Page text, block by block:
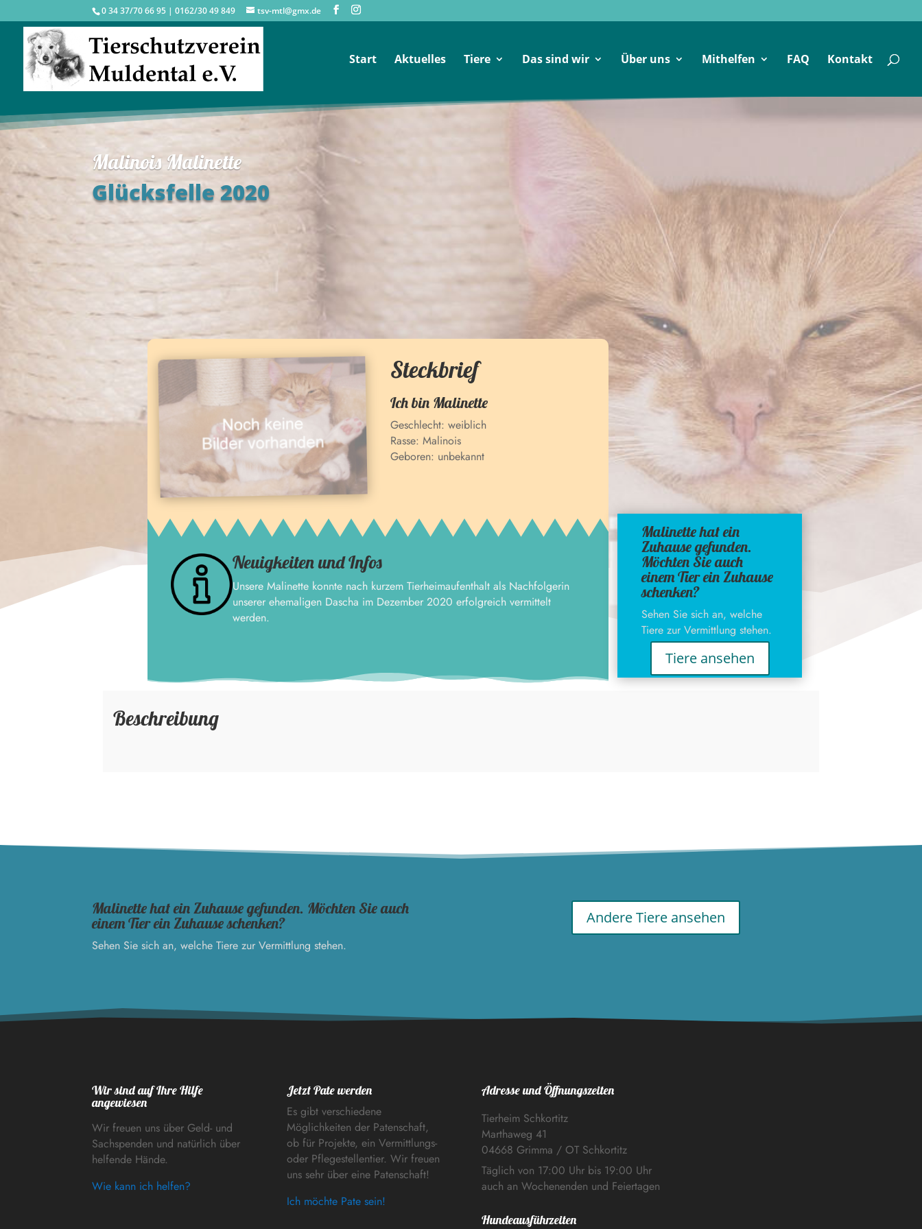
0 34 37/70 66 95 | 0162/30 49 849 tsv-mtl@gmx.de
Start Aktuelles Tiere Das sind wir Über uns Mithelfen FAQ Kontakt
Malinois Malinette
Glücksfelle 2020
Steckbrief
Ich bin Malinette
Geschlecht: weiblich
Rasse: Malinois
Geboren: unbekannt
Neuigkeiten und Infos
Unsere Malinette konnte nach kurzem Tierheimaufenthalt als Nachfolgerin
unserer ehemaligen Dascha im Dezember 2020 erfolgreich vermittelt
werden.
Malinette hat ein
Zuhause gefunden.
Möchten Sie auch
einem Tier ein Zuhause
schenken?
Sehen Sie sich an, welche
Tiere zur Vermittlung stehen.
Tiere ansehen
Beschreibung
Malinette hat ein Zuhause gefunden. Möchten Sie auch
einem Tier ein Zuhause schenken?
Sehen Sie sich an, welche Tiere zur Vermittlung stehen.
Andere Tiere ansehen
Wir sind auf Ihre Hilfe
angewiesen
Wir freuen uns über Geld- und
Sachspenden und natürlich über
helfende Hände.
Wie kann ich helfen?
Jetzt Pate werden
Es gibt verschiedene
Möglichkeiten der Patenschaft,
ob für Projekte, ein Vermittlungs-
oder Pflegestellentier. Wir freuen
uns sehr über eine Patenschaft!
Ich möchte Pate sein!
Adresse und Öffnungszeiten
Tierheim Schkortitz
Marthaweg 41
04668 Grimma / OT Schkortitz
Täglich von 17:00 Uhr bis 19:00 Uhr
auch an Wochenenden und Feiertagen
Hundeausführzeiten